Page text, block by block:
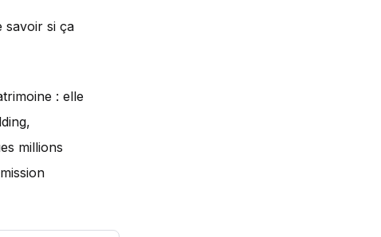
savoir si ça
: elle
millions